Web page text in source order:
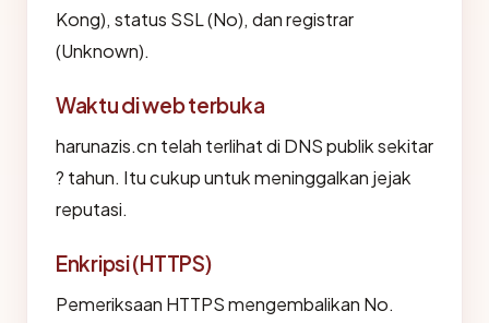
Kong), status SSL (No), dan registrar
(Unknown).
Waktu di web terbuka
harunazis.cn telah terlihat di DNS publik sekitar
? tahun. Itu cukup untuk meninggalkan jejak
reputasi.
Enkripsi (HTTPS)
Pemeriksaan HTTPS mengembalikan No.